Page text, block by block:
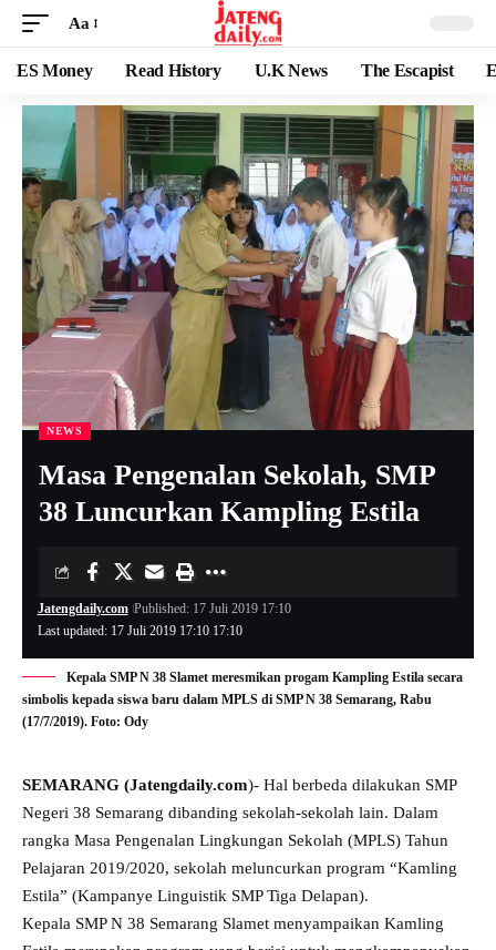
Aa
ES Money Read History U.K News The Escapist
NEWS
Masa Pengenalan Sekolah, SMP
38 Luncurkan Kampling Estila
Last updated: 17 Juli 2019 17:10 17:10
Jatengdaily.com Published: 17 Juli 2019 17:10
Kepala SMP N 38 Slamet meresmikan progam Kampling Estila secara
simbolis kepada siswa baru dalam MPLS di SMP N 38 Semarang, Rabu
(17/7/2019). Foto: Ody
SEMARANG (Jatengdaily.com)- Hal berbeda dilakukan SMP
Negeri 38 Semarang dibanding sekolah-sekolah lain. Dalam
rangka Masa Pengenalan Lingkungan Sekolah (MPLS) Tahun
Pelajaran 2019/2020, sekolah meluncurkan program “Kamling
Estila” (Kampanye Linguistik SMP Tiga Delapan).
Kepala SMP N 38 Semarang Slamet menyampaikan Kamling